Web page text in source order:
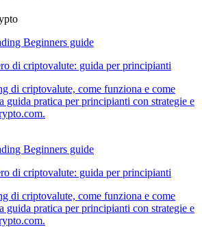
di criptovalute: guida per principianti
di criptovalute, come funziona e come
guida pratica per principianti con strategie e
di criptovalute: guida per principianti
di criptovalute, come funziona e come
guida pratica per principianti con strategie e